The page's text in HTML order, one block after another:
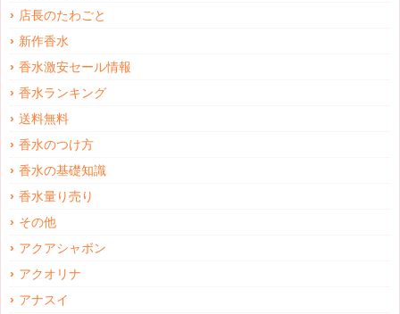
店長のたわごと
新作香水
香水激安セール情報
香水ランキング
送料無料
香水のつけ方
香水の基礎知識
香水量り売り
その他
アクアシャボン
アクオリナ
アナスイ